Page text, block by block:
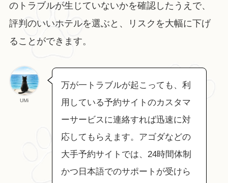
のトラブルが生じていないかを確認したうえで、
評判のいいホテルを選ぶと、リスクを大幅に下げ
ることができます。
UMi
万が一トラブルが起こっても、利
用している予約サイトのカスタマ
ーサービスに連絡すれば迅速に対
応してもらえます。アゴダなどの
大手予約サイトでは、24時間体制
かつ日本語でのサポートが受けら